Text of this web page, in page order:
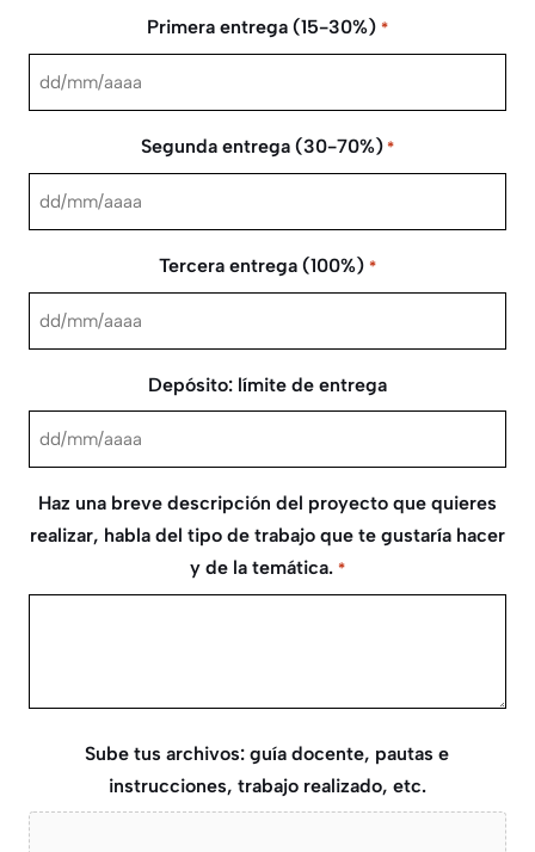
Primera entrega (15-30%) *
DD
barra
AAAA
Segunda entrega (30-70%) *
DD
barra
AAAA
Tercera entrega (100%) *
DD
barra
AAAA
Depósito: límite de entrega
DD
MM
barra
Haz una breve descripción del proyecto que quieres
realizar, habla del tipo de trabajo que te gustaría hacer
y de la temática. *
Sube tus archivos: guía docente, pautas e
instrucciones, trabajo realizado, etc.